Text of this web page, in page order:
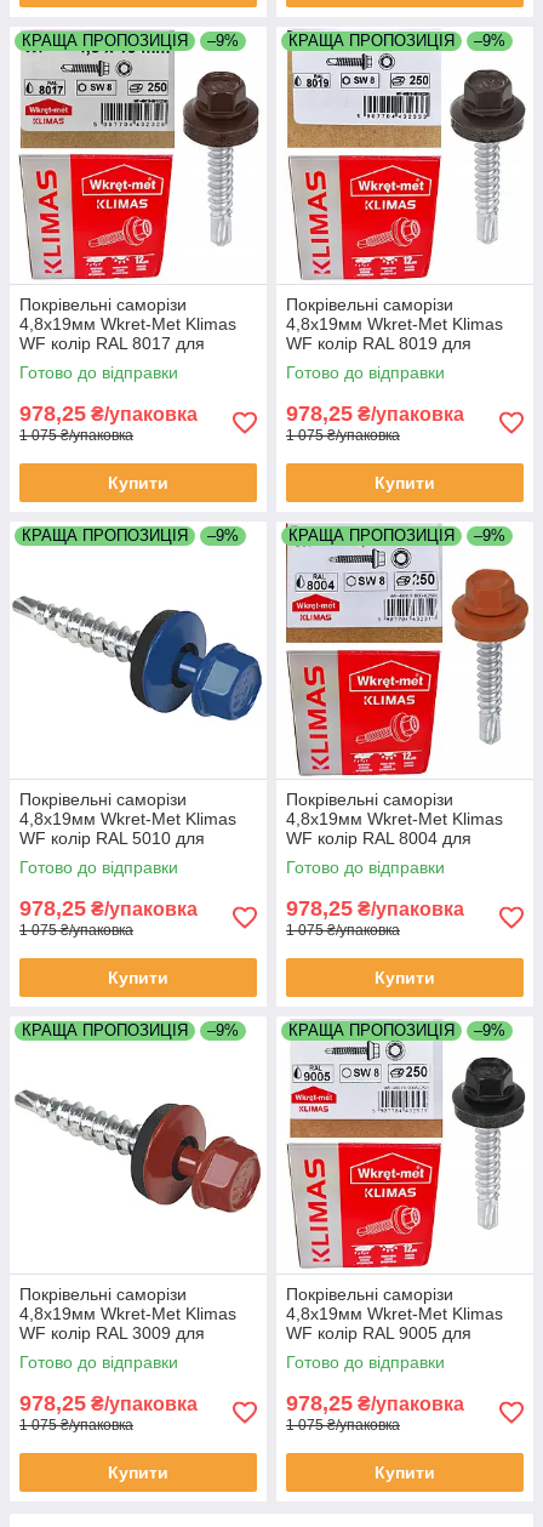
КРАЩА ПРОПОЗИЦІЯ –9%
Покрівельні саморізи
4,8х19мм Wkret-Met Klimas
WF колір RAL 8017 для
профнастилу та
металочерепиці до металу
Готово до відправки
978,25 ₴/упаковка
1 075 ₴/упаковка
Купити
КРАЩА ПРОПОЗИЦІЯ –9%
Покрівельні саморізи
4,8х19мм Wkret-Met Klimas
WF колір RAL 8019 для
профнастилу та
металочерепиці до металу
Готово до відправки
978,25 ₴/упаковка
1 075 ₴/упаковка
Купити
КРАЩА ПРОПОЗИЦІЯ –9%
Покрівельні саморізи
4,8х19мм Wkret-Met Klimas
WF колір RAL 5010 для
профнастилу та
металочерепиці до металу
Готово до відправки
978,25 ₴/упаковка
1 075 ₴/упаковка
Купити
КРАЩА ПРОПОЗИЦІЯ –9%
Покрівельні саморізи
4,8х19мм Wkret-Met Klimas
WF колір RAL 8004 для
профнастилу та
металочерепиці до металу
Готово до відправки
978,25 ₴/упаковка
1 075 ₴/упаковка
Купити
КРАЩА ПРОПОЗИЦІЯ –9%
Покрівельні саморізи
4,8х19мм Wkret-Met Klimas
WF колір RAL 3009 для
профнастилу та
металочерепиці до металу
Готово до відправки
978,25 ₴/упаковка
1 075 ₴/упаковка
Купити
КРАЩА ПРОПОЗИЦІЯ –9%
Покрівельні саморізи
4,8х19мм Wkret-Met Klimas
WF колір RAL 9005 для
профнастилу та
металочерепиці до металу
Готово до відправки
978,25 ₴/упаковка
1 075 ₴/упаковка
Купити